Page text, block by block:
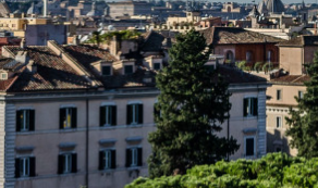
н.э.)
Империя.
(284-476
Темные
Темные
Экзархат